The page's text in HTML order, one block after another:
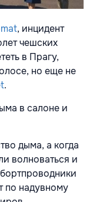
, инцидент
чешских
в Прагу,
но еще не
.
в салоне и
дыма, а когда
волноваться и
по надувному